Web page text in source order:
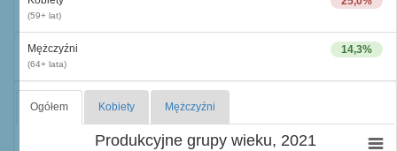
(59+ lat)
14,3%
Mężczyźni
(64+ lata)
Ogółem Kobiety Mężczyźni
Produkcyjne grupy wieku, 2021